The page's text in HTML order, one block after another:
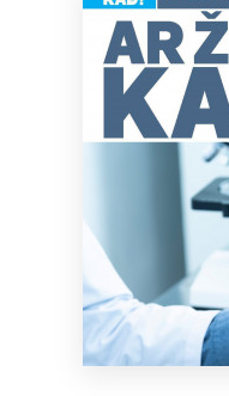
Naujienos
Bibliotekoms